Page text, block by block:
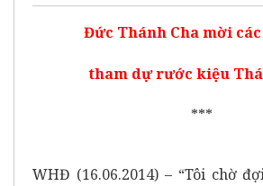
Đức Thánh Cha mời
tham dự rước kiệu
***
WHĐ (16.06.2014) – “Tôi chờ